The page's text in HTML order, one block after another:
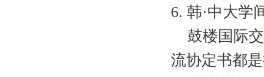
6. 韩·中大学
鼓楼国际交
流协定书都